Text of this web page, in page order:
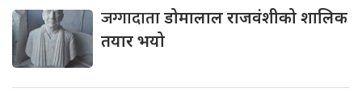
जग्गादाताडोमालाल राजवंशीको शालिक
तयार भयो